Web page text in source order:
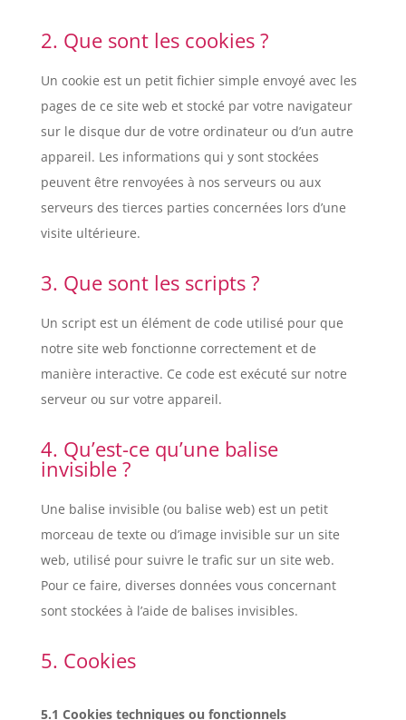
2. Que sont les cookies ?
Un cookie est un petit fichier simple envoyé avec les
pages de ce site web et stocké par votre navigateur
sur le disque dur de votre ordinateur ou d’un autre
appareil. Les informations qui y sont stockées
peuvent être renvoyées à nos serveurs ou aux
serveurs des tierces parties concernées lors d’une
visite ultérieure.
3. Que sont les scripts ?
Un script est un élément de code utilisé pour que
notre site web fonctionne correctement et de
manière interactive. Ce code est exécuté sur notre
serveur ou sur votre appareil.
4. Qu’est-ce qu’une balise
invisible ?
Une balise invisible (ou balise web) est un petit
morceau de texte ou d’image invisible sur un site
web, utilisé pour suivre le trafic sur un site web.
Pour ce faire, diverses données vous concernant
sont stockées à l’aide de balises invisibles.
5. Cookies
5.1 Cookies techniques ou fonctionnels